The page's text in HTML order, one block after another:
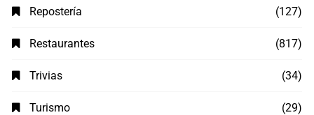
Repostería (127)
Restaurantes (817)
Trivias (34)
Turismo (29)